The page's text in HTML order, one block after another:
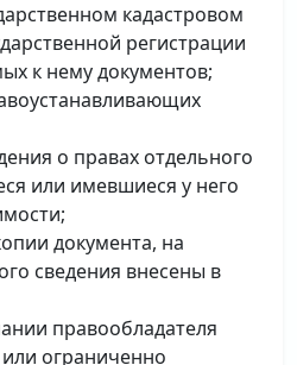
кадастровом
регистрации
к нему документов;
о правах отдельного
или имевшиеся у него
документа, на
сведения внесены в
правообладателя
ограниченно